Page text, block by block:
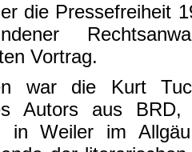
die Pressefreiheit
Vortrag.
war die Kurt
Autors aus
in Weiler im